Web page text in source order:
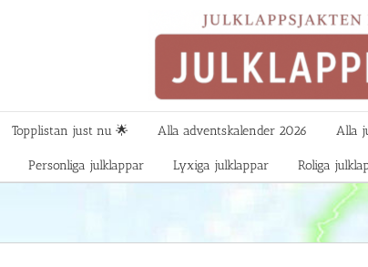
Topplistan just nu 🌟 Alla adventskalender 2026 Alla
Personliga julklappar Lyxiga julklappar Roliga